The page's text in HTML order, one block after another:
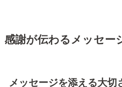
感謝が伝わるメッセー
メッセージを添える大切